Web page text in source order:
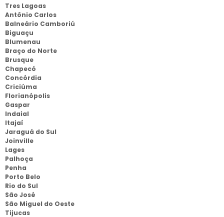
Tres Lagoas
Antônio Carlos
Balneário Camboriú
Biguaçu
Blumenau
Braço do Norte
Brusque
Chapecó
Concórdia
Criciúma
Florianópolis
Gaspar
Indaial
Itajaí
Jaraguá do Sul
Joinville
Lages
Palhoça
Penha
Porto Belo
Rio do Sul
São José
São Miguel do Oeste
Tijucas